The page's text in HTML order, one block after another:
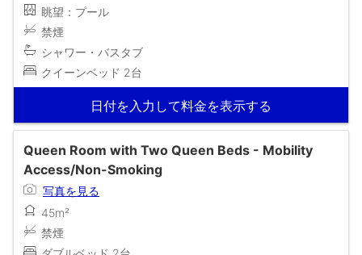
眺望：プール
禁煙
シャワー・バスタブ
クイーンベッド 2台
日付を入力して料金を表示する
Queen Room with Two Queen Beds - Mobility
Access/Non-Smoking
写真を見る
45m²
禁煙